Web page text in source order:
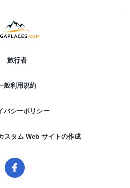
旅行者
般利用規約
バシーポリシー
スタム Web サイトの作成